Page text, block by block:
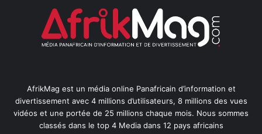
AfrikMag est un média online Panafricain d’information et
divertissement avec 4 millions d’utilisateurs, 8 millions des vues
vidéos et une portée de 25 millions chaque mois. Nous sommes
classés dans le top 4 Media dans 12 pays africains